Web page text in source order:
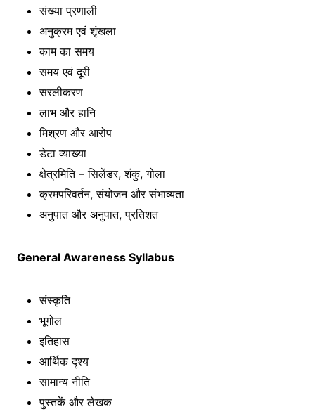
संख्या प्रणाली
अनुक्रम एवं शृंखला
काम का समय
समय एवं दूरी
सरलीकरण
लाभ और हानि
मिश्रण और आरोप
डेटा व्याख्या
क्षेत्रमिति – सिलेंडर, शंकु, गोला
क्रमपरिवर्तन, संयोजन और संभाव्यता
अनुपात और अनुपात, प्रतिशत
General Awareness Syllabus
संस्कृति
भूगोल
इतिहास
आर्थिक दृश्य
सामान्य नीति
पुस्तकें और लेखक